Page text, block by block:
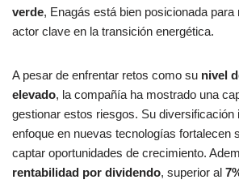
verde, Enagás está bien posicionada
actor clave en la transición energética.
A pesar de enfrentar retos como su nivel
elevado, la compañía ha mostrado una
gestionar estos riesgos. Su diversificación
enfoque en nuevas tecnologías fortalecen
captar oportunidades de crecimiento.
rentabilidad por dividendo, superior al